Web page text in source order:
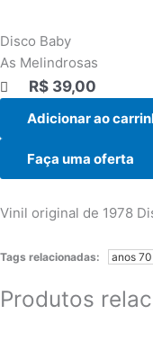
Disco Baby
As Melindrosas
R$ 39,00
Adicionar ao
Faça uma oferta
Vinil original de 1978
Tags relacionadas: anos 70
Produtos